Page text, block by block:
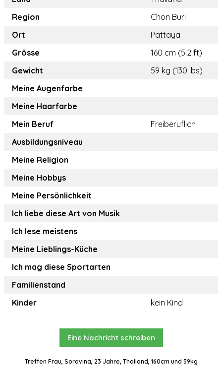
Region
Chon Buri
Ort
Pattaya
Grösse
160 cm (5.2 ft)
Gewicht
59 kg (130 lbs)
Meine Augenfarbe
Meine Haarfarbe
Mein Beruf
Freiberuflich
Ausbildungsniveau
Meine Religion
Meine Hobbys
Meine Persönlichkeit
Ich liebe diese Art von Musik
Ich lese meistens
Meine Lieblings-Küche
Ich mag diese Sportarten
Familienstand
Kinder
kein Kind
Eine Nachricht schreiben
Treffen Frau, Soravina, 23 Jahre, Thailand, 160cm und 59kg